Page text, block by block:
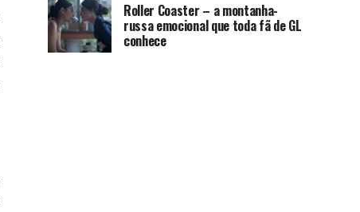
Roller Coaster – a montanha-
russa emocional que toda fã de GL
conhece